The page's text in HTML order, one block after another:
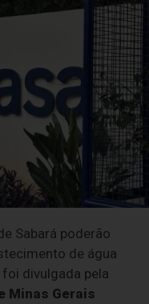
Sabará poderão
de água
divulgada pela
Minas Gerais